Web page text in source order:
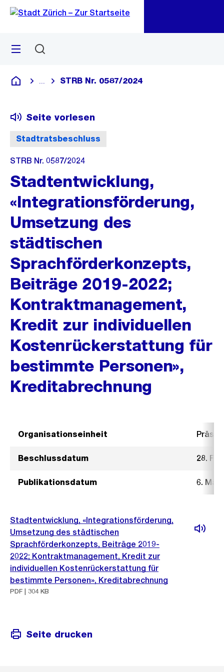
Navigation
Sprunglink
Menü
Deutsch
Blende alle Breadcrumbs ein
STRB Nr. 0587/2024
Stadtratsbeschluss
Seite vorlesen
STRB Nr. 0587/2024
Stadtentwicklung,
«Integrationsförderung,
Umsetzung des
städtischen
Sprachförderkonzepts,
Beiträge 2019-2022;
Kontraktmanagement,
Kredit zur individuellen
Kostenrückerstattung für
bestimmte Personen»,
Kreditabrechnung
Organisationseinheit
Beschlussdatum 28.
Publikationsdatum 6.
Stadtentwicklung, «Integrationsförderung,
Umsetzung des städtischen
Sprachförderkonzepts, Beiträge 2019-
2022; Kontraktmanagement, Kredit zur
individuellen Kostenrückerstattung für
bestimmte Personen», Kreditabrechnung
PDF | 304 KB
Seite drucken